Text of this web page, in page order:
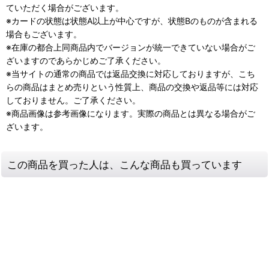
ていただく場合がございます。
※カードの状態は状態A以上が中心ですが、状態Bのものが含まれる
場合もございます。
※在庫の都合上同商品内でバージョンが統一できていない場合がご
ざいますのであらかじめご了承ください。
※当サイトの通常の商品では返品交換に対応しておりますが、こち
らの商品はまとめ売りという性質上、商品の交換や返品等には対応
しておりません。ご了承ください。
※商品画像は参考画像になります。実際の商品とは異なる場合がご
ざいます。
この商品を買った人は、こんな商品も買っています